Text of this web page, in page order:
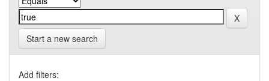
Start a new search
Add filters: